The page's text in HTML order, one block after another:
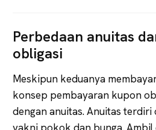
Perbedaan anuitas
obligasi
Meskipun keduanya
konsep pembayaran kupon
dengan anuitas. Anuitas